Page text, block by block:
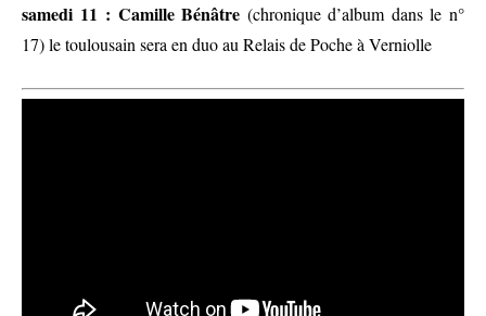
samedi 11 : Camille Bénâtre (chronique d’album dans le n°
17)le toulousain seraen duoau Relais de Poche à Verniolle